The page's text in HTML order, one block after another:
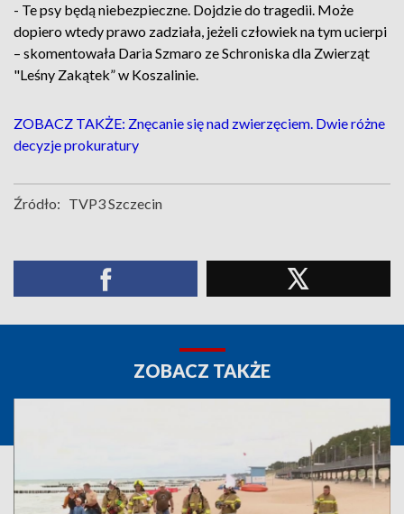
- Te psy będą niebezpieczne. Dojdzie do tragedii. Może
dopiero wtedy prawo zadziała, jeżeli człowiek na tym ucierpi
– skomentowała Daria Szmaro ze Schroniska dla Zwierząt
"Leśny Zakątek” w Koszalinie.
ZOBACZ TAKŻE: Znęcanie się nad zwierzęciem. Dwie różne
decyzje prokuratury
Źródło: TVP3 Szczecin
ZOBACZ TAKŻE